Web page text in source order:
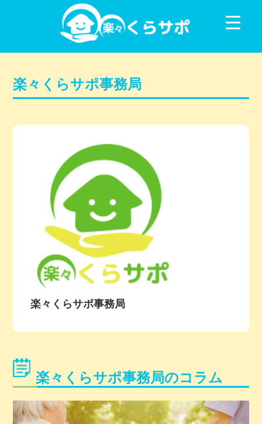
コンテンツに移動
楽々くらサポ事務局
楽々くらサポ事務局
楽々くらサポ事務局のコラム